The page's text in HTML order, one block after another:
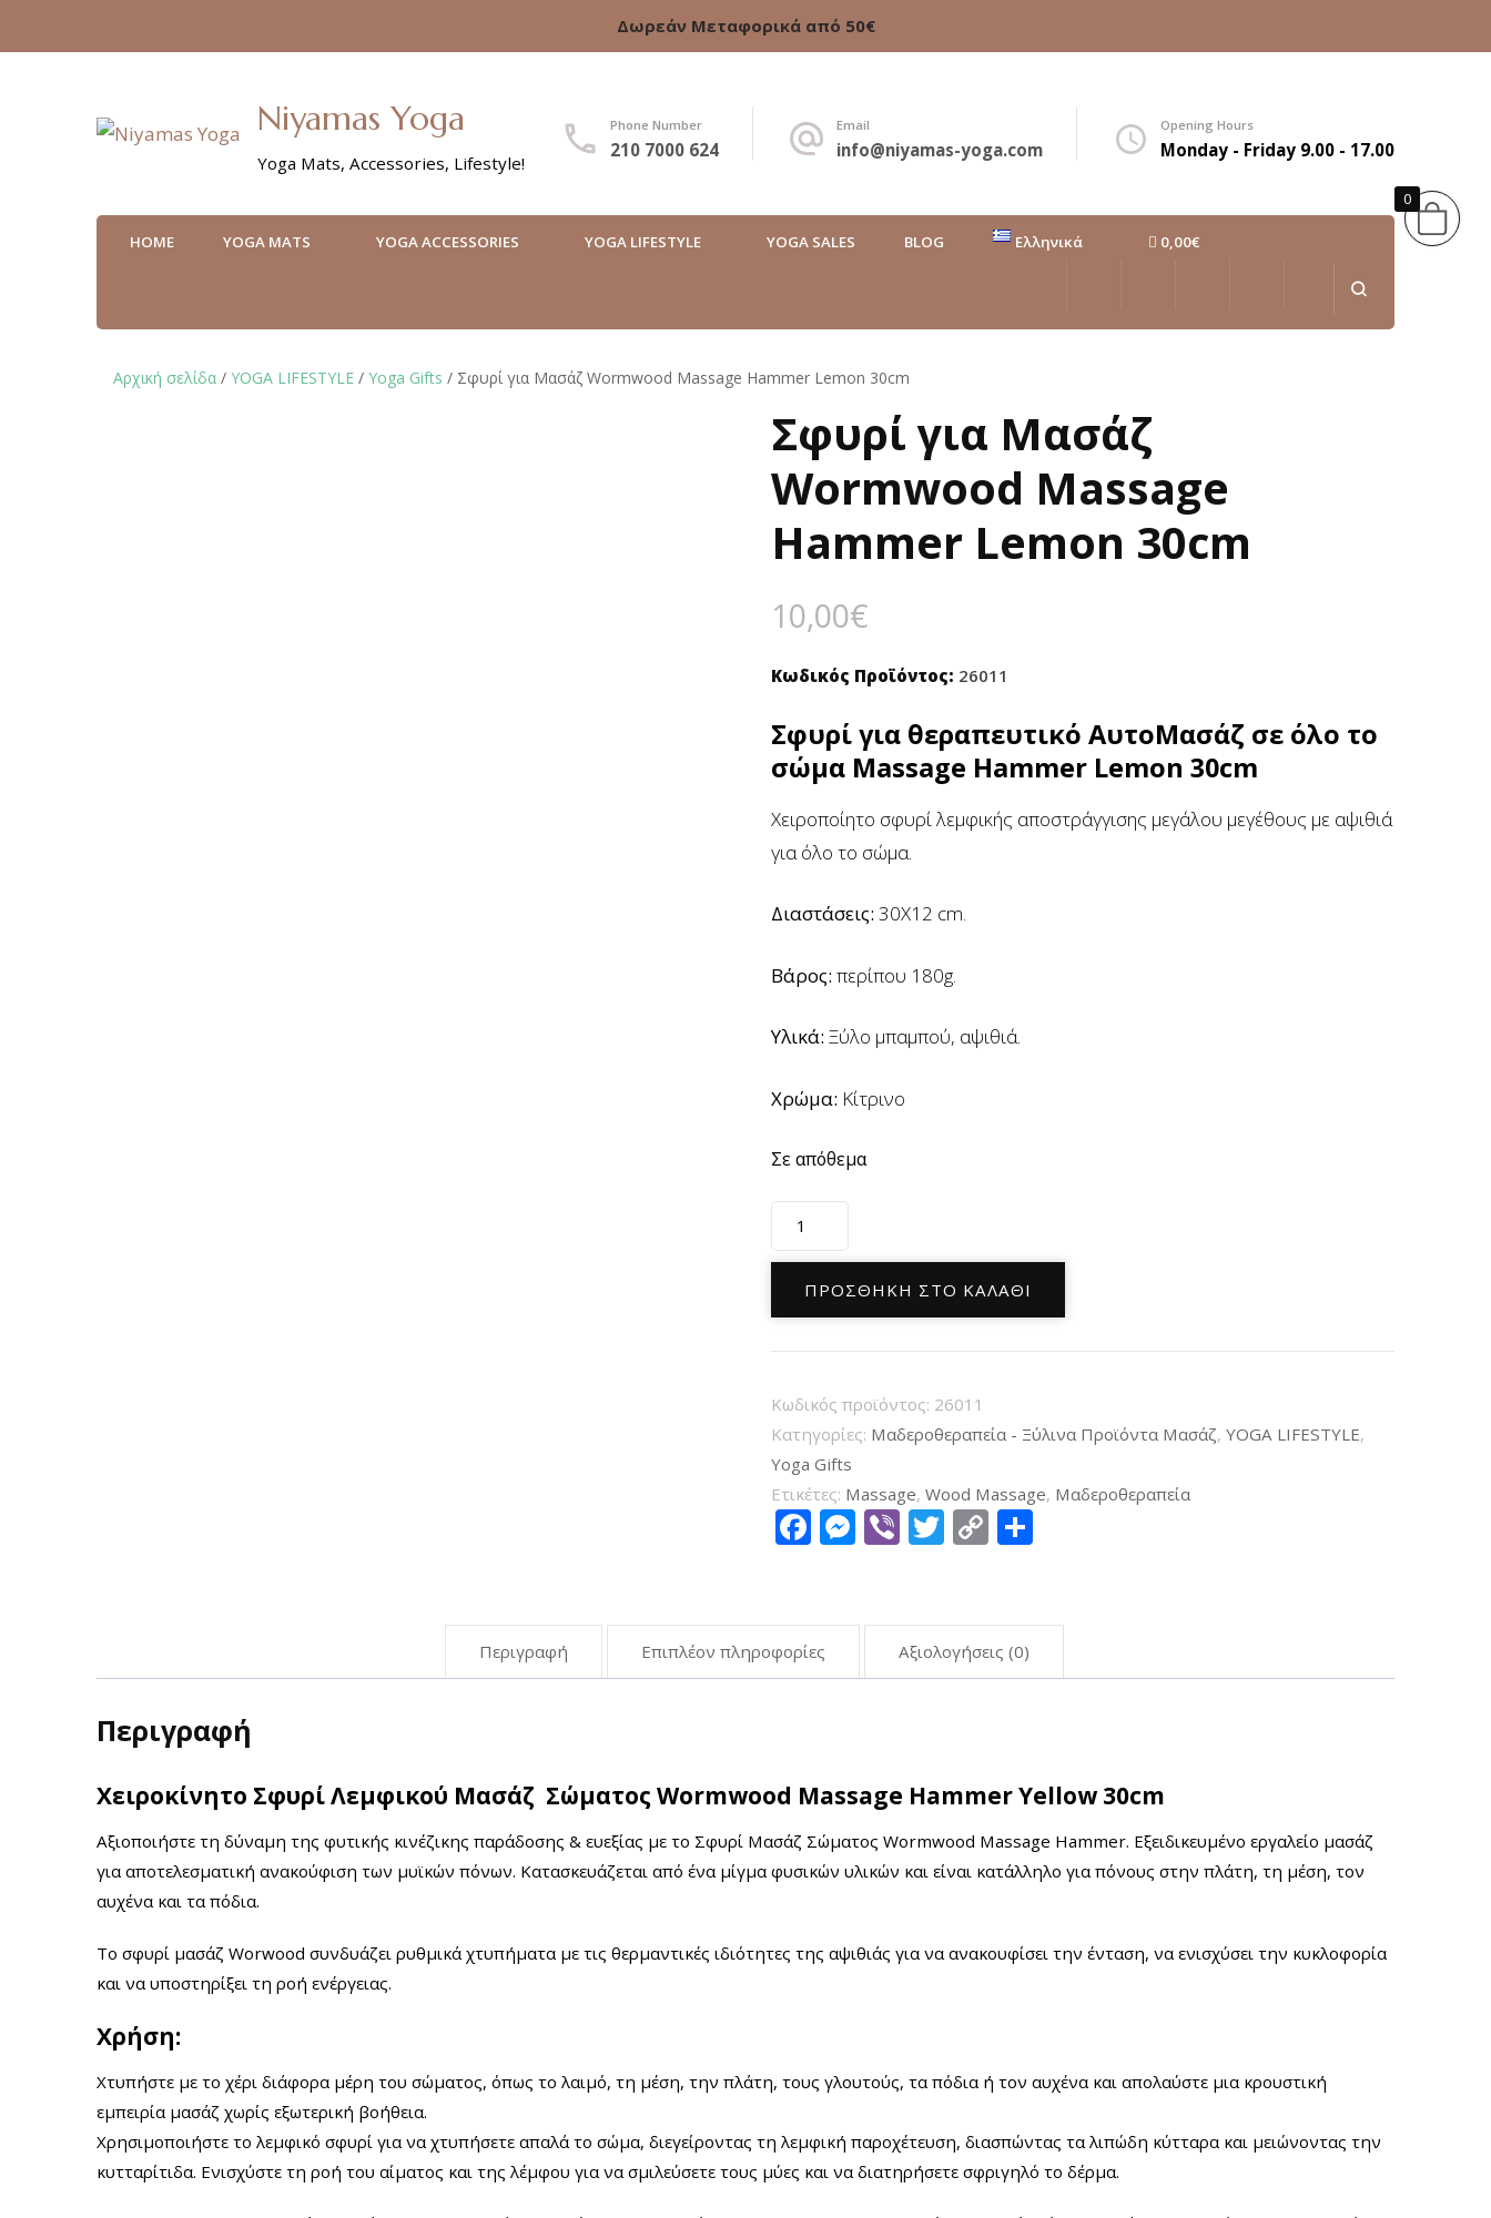
Δωρεάν Μεταφορικά από 50€
Niyamas Yoga
Yoga Mats, Accessories, Lifestyle!
Phone Number
210 7000 624
Email
info@niyamas-yoga.com
Opening Hours
Monday - Friday 9.00 - 17.00
HOME YOGA MATS YOGA ACCESSORIES YOGA LIFESTYLE YOGA SALES BLOG Ελληνικά 0,00€
Αρχική σελίδα / YOGA LIFESTYLE / Υoga Gifts / Σφυρί για Μασάζ Wormwood Massage Hammer Lemon 30cm
Σφυρί για Μασάζ
Wormwood Massage
Hammer Lemon 30cm
10,00€
Κωδικός Προϊόντος: 26011
Σφυρί για θεραπευτικό ΑυτοΜασάζ σε όλο το
σώμα Massage Hammer Lemon 30cm
Χειροποίητο σφυρί λεμφικής αποστράγγισης μεγάλου μεγέθους με αψιθιά
για όλο το σώμα.
Διαστάσεις: 30Χ12 cm.
Βάρος: περίπου 180g.
Υλικά: Ξύλο μπαμπού, αψιθιά.
Χρώμα: Κίτρινο
Σε απόθεμα
Σφυρί
για
Μασάζ
Wormwood
Massage
Lemon
30cm
ποσότητα
ΠΡΟΣΘΉΚΗ ΣΤΟ ΚΑΛΆΘΙ
Κωδικός προϊόντος: 26011
Κατηγορίες: Mαδεροθεραπεία - Ξύλινα Προϊόντα Μασάζ,YOGA LIFESTYLE,
Υoga Gifts
Ετικέτες: Massage,Wood Massage, Μαδεροθεραπεία
Facebook
Messenger
ViberTwitter
Copy
Περιγραφή Επιπλέον πληροφορίες Αξιολογήσεις (0)
Περιγραφή
Χειροκίνητο Σφυρί Λεμφικού Μασάζ Σώματος Wormwood Massage Hammer Yellow 30cm
Αξιοποιήστε τη δύναμη της φυτικής κινέζικης παράδοσης & ευεξίας με το Σφυρί Μασάζ Σώματος Wormwood Massage Hammer. Εξειδικευμένο εργαλείο μασάζ
για αποτελεσματική ανακούφιση των μυϊκών πόνων. Κατασκευάζεται από ένα μίγμα φυσικών υλικών και είναι κατάλληλο για πόνους στην πλάτη, τη μέση, τον
αυχένα και τα πόδια.
Το σφυρί μασάζ Worwood συνδυάζει ρυθμικά χτυπήματα με τις θερμαντικές ιδιότητες της αψιθιάς για να ανακουφίσει την ένταση, να ενισχύσει την κυκλοφορία
και να υποστηρίξει τη ροή ενέργειας.
Χρήση:
Χτυπήστε με το χέρι διάφορα μέρη του σώματος, όπως το λαιμό, τη μέση, την πλάτη, τους γλουτούς, τα πόδια ή τον αυχένα και απολαύστε μια κρουστική
εμπειρία μασάζ χωρίς εξωτερική βοήθεια.
Χρησιμοποιήστε το λεμφικό σφυρί για να χτυπήσετε απαλά το σώμα, διεγείροντας τη λεμφική παροχέτευση, διασπώντας τα λιπώδη κύτταρα και μειώνοντας την
κυτταρίτιδα. Ενισχύστε τη ροή του αίματος και της λέμφου για να σμιλεύσετε τους μύες και να διατηρήσετε σφριγηλό το δέρμα.
0